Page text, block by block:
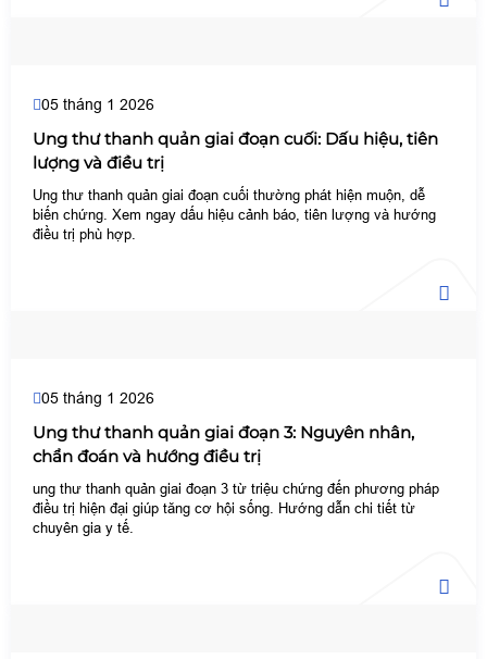
05 tháng 1 2026
Ung thư thanh quản giai đoạn cuối: Dấu hiệu, tiên
lượng và điều trị
Ung thư thanh quản giai đoạn cuối thường phát hiện muộn, dễ
biến chứng. Xem ngay dấu hiệu cảnh báo, tiên lượng và hướng
điều trị phù hợp.
05 tháng 1 2026
Ung thư thanh quản giai đoạn 3: Nguyên nhân,
chẩn đoán và hướng điều trị
ung thư thanh quản giai đoạn 3 từ triệu chứng đến phương pháp
điều trị hiện đại giúp tăng cơ hội sống. Hướng dẫn chi tiết từ
chuyên gia y tế.